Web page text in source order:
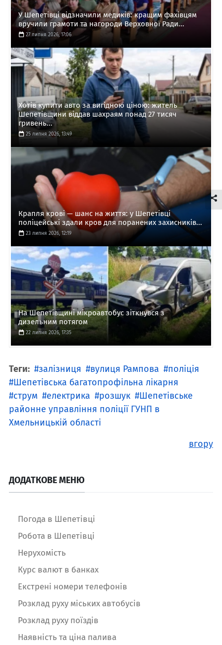
У Шепетівці відзначили медиків: кращим фахівцям
вручили грамоти та нагороди Верховної Ради...
27 липня 2026, 17:06
Хотів купити авто за вигідною ціною: житель
Шепетівщини віддав шахраям понад 27 тисяч
гривень...
25 липня 2026, 13:49
Крапля крові — шанс на життя: у Шепетівці
поліцейські здали кров для поранених захисників...
23 липня 2026, 12:19
На Шепетівщині мікроавтобус зіткнувся з
дизельним потягом
22 липня 2026, 17:35
Теги: залізниця вулиця Рампова
поліція
Шепетівська багатопрофільна лікарня
струм
електрика розшук
Шепетівське
районне управління поліції ГУНП в
Хмельницькій області
вгору
ДОДАТКОВЕ МЕНЮ
Погода в Шепетівці
Робота в Шепетівці
Нерухомість
Курс валют в банках
Екстрені номери телефонів
Розклад руху міських автобусів
Розклад руху поїздів
Наявність та ціна палива